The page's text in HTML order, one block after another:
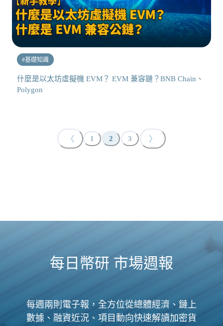
#基礎知識
什麼是以太坊虛擬機 EVM？ EVM 兼容鏈？BNB Chain、
Polygon
〈 1 2 3 〉
每日幣研 市場週報
每週兩則電子報，全方位從總體經濟、鏈上
數據、融資近況、項目動向快速解讀加密貨